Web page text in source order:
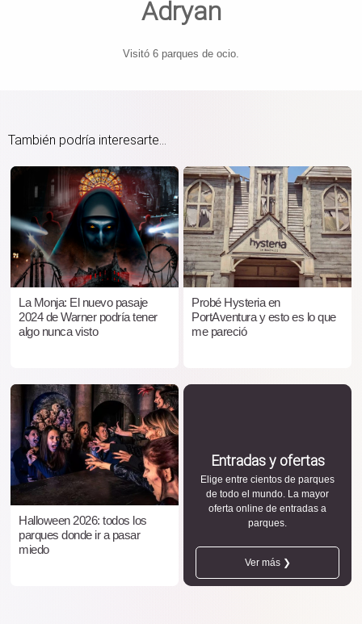
Adryan
Visitó 6 parques de ocio.
También podría interesarte...
La Monja: El nuevo pasaje
2024 de Warner podría tener
algo nunca visto
Probé Hysteria en
PortAventura y esto es lo que
me pareció
Halloween 2026: todos los
parques donde ir a pasar
miedo
Entradas y ofertas
Elige entre cientos de parques
de todo el mundo. La mayor
oferta online de entradas a
parques.
Ver más ❯